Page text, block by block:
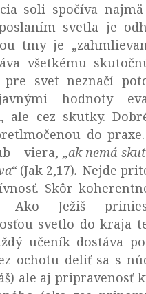
soli spočíva
svetla je
tmy je
všetkému
pre svet neznačí
hodnoty
ale cez skutky.
do
– viera, „ak nemá
(Jak 2,17). Nejde
Skôr
Ako Ježiš
svetlo do kraja
učeník dostáva
ochotu deliť sa s
ale aj pripravenosť